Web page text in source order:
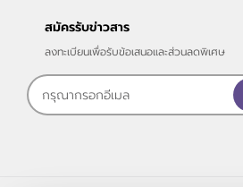
สมัครรับข่าวสาร
ลงทะเบียนเพื่อรับข้อเสนอและส่วนลดพิเศษ